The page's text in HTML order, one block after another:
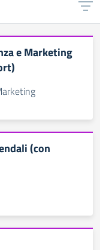
e Marketing
(con